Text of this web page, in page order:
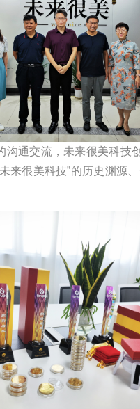
沟通交流，未来很美科技
来很美科技”的历史渊源